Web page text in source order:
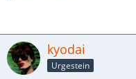
kyodai
Urgestein